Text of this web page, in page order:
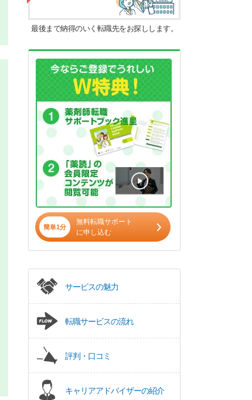
希望の働き方
正社員
パート(週4日～5日)
最後まで納得のいく転職先をお探しします。
簡単1分
無料転職サポート
に申し込む
サービスの魅力
転職サービスの流れ
評判・口コミ
キャリアアドバイザーの紹介